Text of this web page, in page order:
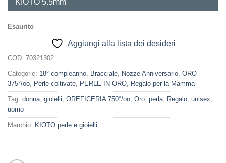
KIOTO 5.5mm
Esaurito
Aggiungi alla lista dei desideri
COD: 70321302
Categorie: 18° compleanno Bracciale Nozze Anniversario ORO
375°/oo Perle coltivate PERLE IN ORO Regalo per la Mamma
Tag: donna gioielli OREFICERIA 750°/oo Oro perla Regalo unisex
uomo
Marchio: KIOTO perle e gioielli